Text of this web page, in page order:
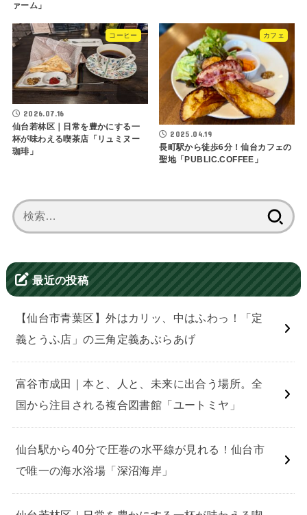
ァーム」
コーヒー
2026.07.16
仙台若林区｜日常を豊かにする一
杯が味わえる喫茶店「リュミヌー
珈琲」
カフェ
2025.04.19
長町駅から徒歩6分！仙台カフェの
聖地「PUBLIC.COFFEE」
索:
最近の投稿
【仙台市青葉区】外はカリッ、中はふわっ！「定
義とうふ店」の三角定義あぶらあげ
富谷市成田｜本と、人と、未来に出合う場所。全
国から注目される複合図書館「ユートミヤ」
仙台駅から40分で圧巻の水平線が見れる！仙台市
で唯一の海水浴場「深沼海岸」